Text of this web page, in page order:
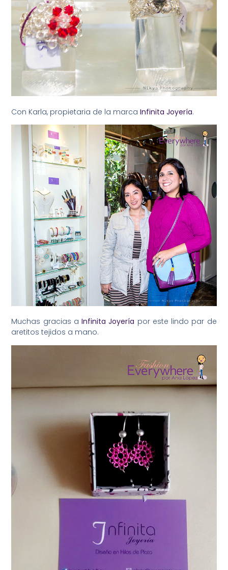
Con Karla, propietaria de la marcaInfinita Joyería.
Muchas gracias aInfinita Joyería por este lindo par de
aretitos tejidos a mano.